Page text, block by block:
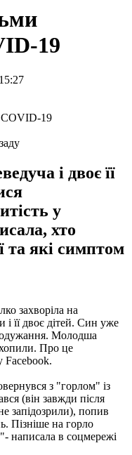
19
і двоє її
у
хто
та які симптом
захворіла на
і її двоє дітей. Син уже
Молодша
Про це
Facebook.
з "горлом" із
(він завжди після
запідозрили), попив
Пізніше на горло
написала в соцмережі